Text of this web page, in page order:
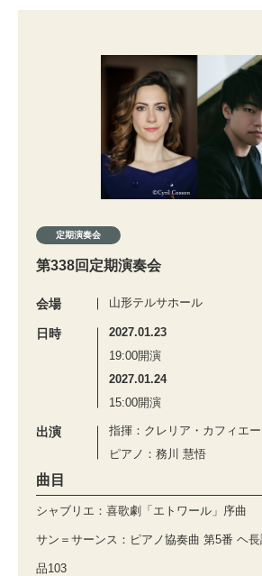
定期演奏会
第338回定期演奏会
会場 山形テルサホール
日時
2027.01.23
19:00開演
2027.01.24
15:00開演
出演
指揮：クレリア・カフィエー
ピアノ：務川 慧悟
曲目
シャブリエ：喜歌劇「エトワール」序曲
サン＝サーンス：ピアノ協奏曲 第5番 ヘ
品103